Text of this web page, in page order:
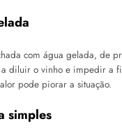
com água gelada, de
diluir o vinho e impedir a
pode piorar a situação.
simples